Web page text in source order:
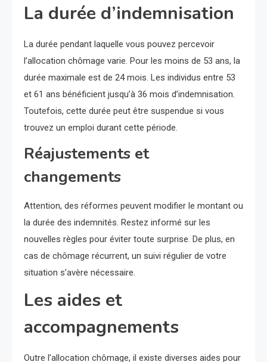
La durée d’indemnisation
La durée pendant laquelle vous pouvez percevoir
l’allocation chômage varie. Pour les moins de 53 ans, la
durée maximale est de 24 mois. Les individus entre 53
et 61 ans bénéficient jusqu’à 36 mois d’indemnisation.
Toutefois, cette durée peut être suspendue si vous
trouvez un emploi durant cette période.
Réajustements et
changements
Attention, des réformes peuvent modifier le montant ou
la durée des indemnités. Restez informé sur les
nouvelles règles pour éviter toute surprise. De plus, en
cas de chômage récurrent, un suivi régulier de votre
situation s’avère nécessaire.
Les aides et
accompagnements
Outre l’allocation chômage, il existe diverses aides pour